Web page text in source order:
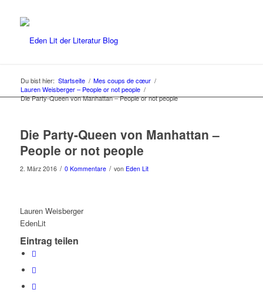
Du bist hier: Startseite / Mes coups de cœur /
Lauren Weisberger – People or not people /
Die Party-Queen von Manhattan – People or not people
Die Party-Queen von Manhattan –
People or not people
2. März 2016 / 0 Kommentare / von Eden Lit
Lauren Weisberger
EdenLit
Eintrag teilen